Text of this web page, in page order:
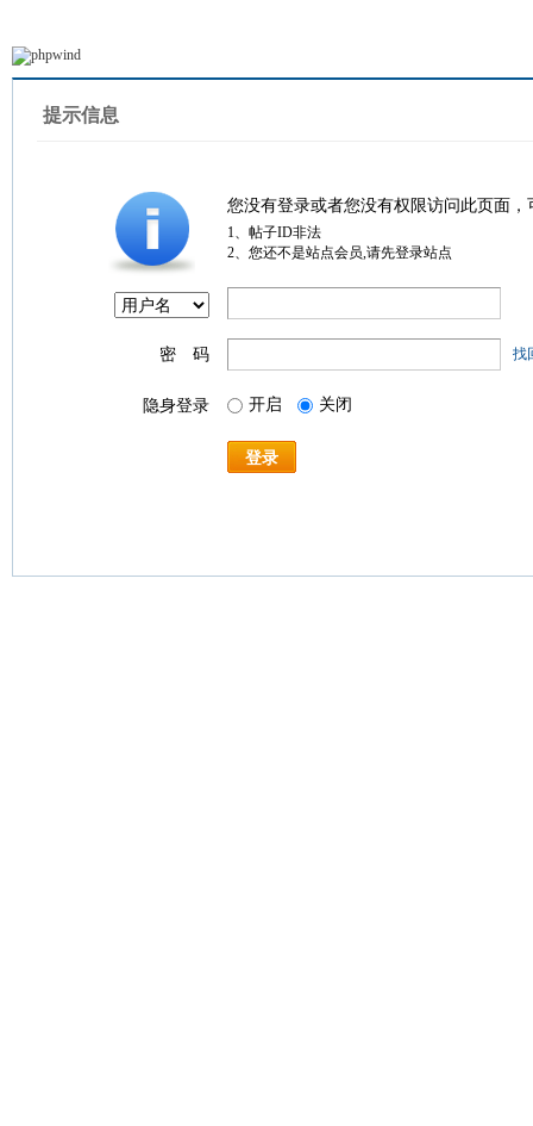
提示信息
您没有登录或者您没有权限访问此页面
1、帖子ID非法
2、您还不是站点会员,请先登录站点
密 码 找
隐身登录 开启 关闭
登录